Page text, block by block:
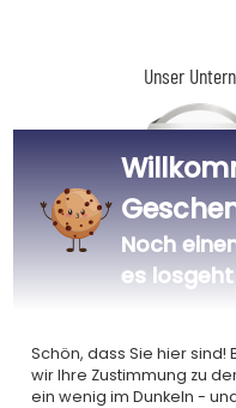
Unser
Zertifiziert
Ecovadis Silver
Noch
es losgeht
Schön, dass Sie hier
wir Ihre Zustimmung zu
ein wenig im Dunkeln -